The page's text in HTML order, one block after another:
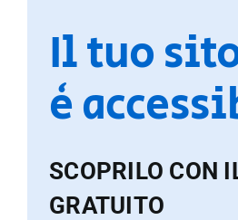
Il tuo
è
SCOPRILO CON
GRATUITO